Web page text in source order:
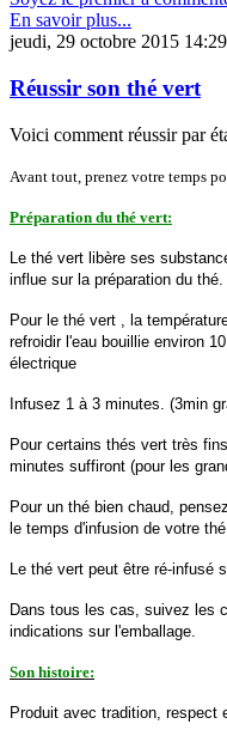
En savoir plus...
jeudi, 29 octobre 2015 14:29
Réussir son thé vert
Voici comment réussir par
Avant tout, prenez votre temps
Préparation du thé vert:
Le thé vert libère ses
influe sur la préparation du thé.
Pour le thé vert , la
refroidir l'eau bouillie environ
électrique
Infusez 1 à 3 minutes. (3min
Pour certains thés vert très
minutes suffiront (pour les
Pour un thé bien chaud,
le temps d'infusion de votre thé.
Le thé vert peut être ré-infusé
Dans tous les cas, suivez les
indications sur l'emballage.
Son histoire:
Produit avec tradition, respect